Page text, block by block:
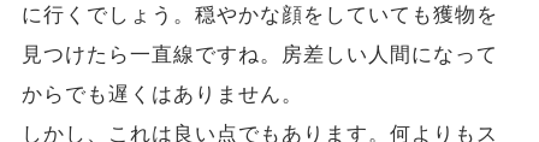
に行くでしょう。穏やかな顔をしていても獲物を
見つけたら一直線ですね。房差しい人間になって
からでも遅くはありません。
しかし、これは良い点でもあります。何よりもス